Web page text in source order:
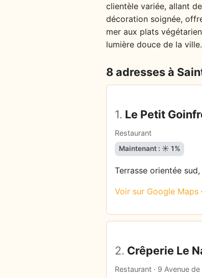
clientèle variée, allant
décoration soignée,
mer aux plats
lumière douce de la ville.
8 adresses à
1. Le Petit
Restaurant
Maintenant : ☀️ 1%
Terrasse orientée
Voir sur Google Maps ·
2. Crêperie Le
Restaurant · 9 Avenue